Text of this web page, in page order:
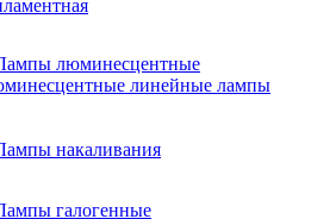
люминесцентные
линейные лампы
накаливания
галогенные